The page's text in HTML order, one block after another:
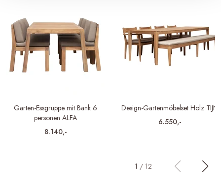
Garten-Essgruppe mit Bank 6
personen ALFA
8.140,-
Design-Gartenmöbelset Holz TIJN
6.550,-
1 / 12